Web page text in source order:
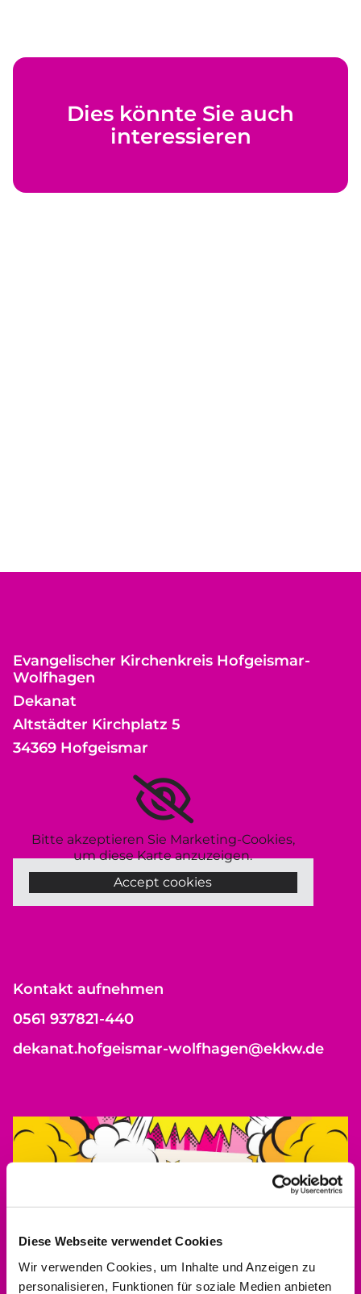
Diese Webseite verwendet Cookies
Wir verwenden Cookies, um Inhalte und Anzeigen zu
personalisieren, Funktionen für soziale Medien anbieten
Dies könnte Sie auch
interessieren
Evangelischer Kirchenkreis Hofgeismar-
Wolfhagen
Dekanat
Altstädter Kirchplatz 5
34369 Hofgeismar
Bitte akzeptieren Sie Marketing-Cookies,
um diese Karte anzuzeigen.
Accept cookies
Kontakt aufnehmen
0561 937821-440
dekanat.hofgeismar-wolfhagen@ekkw.de